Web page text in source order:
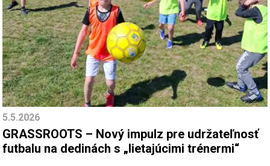
5.5.2026
GRASSROOTS – Nový impulz pre udržateľnosť
futbalu na dedinách s „lietajúcimi trénermi“